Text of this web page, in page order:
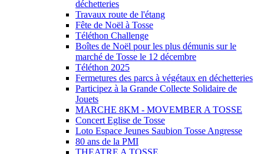
déchetteries
Travaux route de l'étang
Fête de Noël à Tosse
Téléthon Challenge
Boîtes de Noël pour les plus démunis sur le
marché de Tosse le 12 décembre
Téléthon 2025
Fermetures des parcs à végétaux en déchetteries
Participez à la Grande Collecte Solidaire de
Jouets
MARCHE 8KM - MOVEMBER A TOSSE
Concert Eglise de Tosse
Loto Espace Jeunes Saubion Tosse Angresse
80 ans de la PMI
THEATRE A TOSSE